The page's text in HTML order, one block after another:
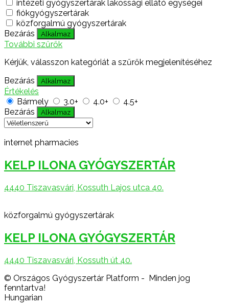
intézeti gyógyszertárak lakossági ellátó egységei
fiókgyógyszertárak
közforgalmú gyógyszertárak
Bezárás
Alkalmaz
További szűrők
Kérjük, válasszon kategóriát a szűrők megjelenítéséhez
Bezárás
Alkalmaz
Értékelés
Bármely
3.0+ 4.0+
4.5+
Bezárás
Alkalmaz
internet pharmacies
KELP ILONA GYÓGYSZERTÁR
4440 Tiszavasvári, Kossuth Lajos utca 40.
közforgalmú gyógyszertárak
KELP ILONA GYÓGYSZERTÁR
4440 Tiszavasvári, Kossuth út 40.
© Országos Gyógyszertár Platform - Minden jog
fenntartva!
Hungarian